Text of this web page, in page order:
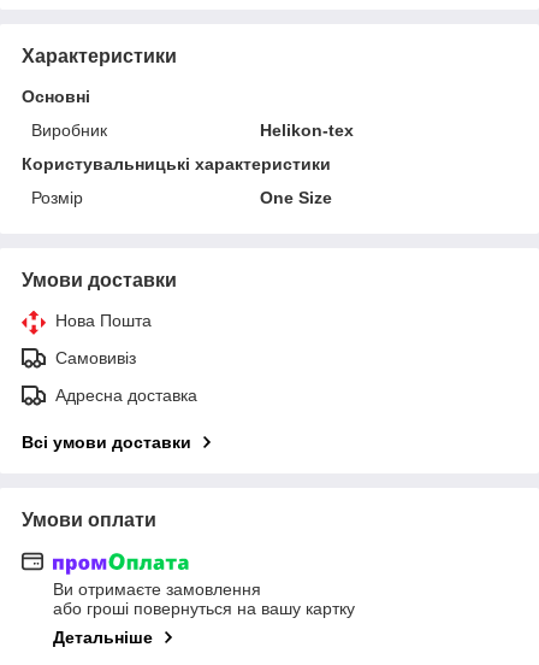
Характеристики
Основні
Виробник
Helikon-tex
Користувальницькі характеристики
Розмір
One Size
Умови доставки
Нова Пошта
Самовивіз
Адресна доставка
Всі умови доставки
Умови оплати
Ви отримаєте замовлення
або гроші повернуться на вашу картку
Детальніше